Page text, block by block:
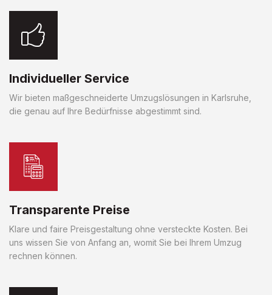
Individueller Service
Wir bieten maßgeschneiderte Umzugslösungen in Karlsruhe,
die genau auf Ihre Bedürfnisse abgestimmt sind.
Transparente Preise
Klare und faire Preisgestaltung ohne versteckte Kosten. Bei
uns wissen Sie von Anfang an, womit Sie bei Ihrem Umzug
rechnen können.